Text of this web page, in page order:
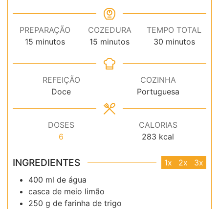
PREPARAÇÃO
15 minutos
minutos
COZEDURA
15 minutos
minutos
TEMPO TOTAL
30minutos
minutos
REFEIÇÃO
Doce
COZINHA
Portuguesa
DOSES
6
CALORIAS
283 kcal
INGREDIENTES 1x 2x
3x
400 ml de água
casca de meio limão
250 g de farinha de trigo